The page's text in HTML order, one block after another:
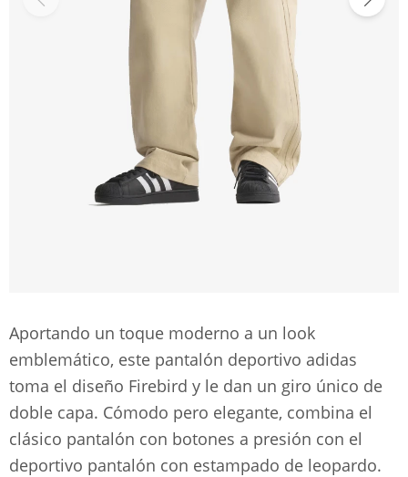
Aportando un toque moderno a un look
emblemático, este pantalón deportivo adidas
toma el diseño Firebird y le dan un giro único de
doble capa. Cómodo pero elegante, combina el
clásico pantalón con botones a presión con el
deportivo pantalón con estampado de leopardo.